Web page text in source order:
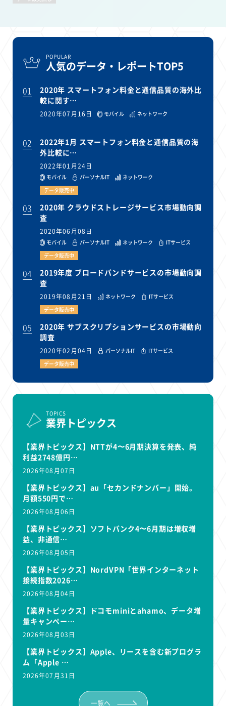
POPULAR
人気のデータ・レポートTOP5
01
2020年 スマートフォン料金と通信品質の海外比
較に関す…
2020年07月16日 モバイル ネットワーク
02
2022年1月 スマートフォン料金と通信品質の海
外比較に…
2022年01月24日
モバイル パーソナルIT
ネットワーク
データ販売中
03
2020年 クラウドストレージサービス市場動向調
査
2020年06月08日
モバイル パーソナルIT ネットワーク
ITサービス
データ販売中
04
2019年度 ブロードバンドサービスの市場動向調
査
2019年08月21日 ネットワーク
ITサービス
データ販売中
05
2020年 サブスクリプションサービスの市場動向
調査
2020年02月04日 パーソナルIT
ITサービス
データ販売中
TOPICS
業界トピックス
【業界トピックス】NTTが4〜6月期決算を発表、純
利益2748億円…
2026年08月07日
【業界トピックス】au「セカンドナンバー」開始。
月額550円で…
2026年08月06日
【業界トピックス】ソフトバンク4〜6月期は増収増
益、非通信…
2026年08月05日
【業界トピックス】NordVPN「世界インターネット
接続指数2026…
2026年08月04日
【業界トピックス】ドコモminiとahamo、データ増
量キャンペー…
2026年08月03日
【業界トピックス】Apple、リースを含む新プログラ
ム「Apple …
2026年07月31日
一覧へ